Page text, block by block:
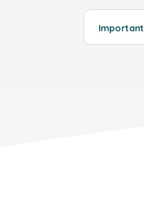
Important